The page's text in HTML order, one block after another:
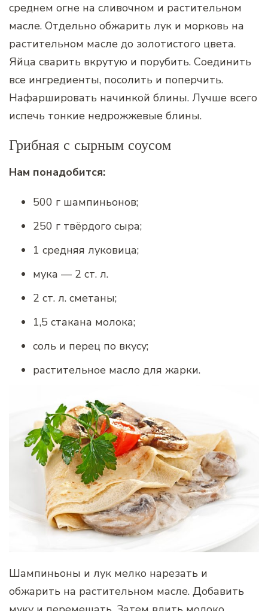
среднем огне на сливочном и растительном
масле. Отдельно обжарить лук и морковь на
растительном масле до золотистого цвета.
Яйца сварить вкрутую и порубить. Соединить
все ингредиенты, посолить и поперчить.
Нафаршировать начинкой блины. Лучше всего
испечь тонкие недрожжевые блины.
Грибная с сырным соусом
Нам понадобится:
500 г шампиньонов;
250 г твёрдого сыра;
1 средняя луковица;
мука — 2 ст. л.
2 ст. л. сметаны;
1,5 стакана молока;
соль и перец по вкусу;
растительное масло для жарки.
Шампиньоны и лук мелко нарезать и
обжарить на растительном масле. Добавить